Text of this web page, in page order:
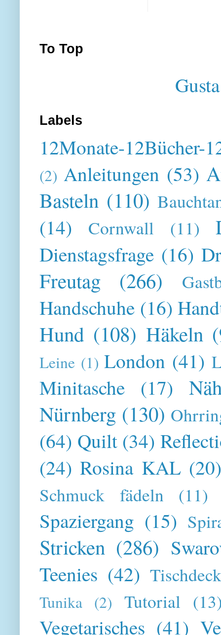
To Top
Labels
12Monate-12Bücher-
(2) Anleitungen (53)
Basteln (110)
(14) Cornwall (11)
Dienstagsfrage (16)
Freutag (266)
Handschuhe (16)
Hund (108) Häkeln
Leine (1) London (41)
Minitasche (17)
Nürnberg (130)
(64) Quilt (34)
(24) Rosina KAL
Schmuck fädeln (11)
Spaziergang (15)
Stricken (286)
Teenies (42)
Tunika (2) Tutorial
Vegetarisches (41)